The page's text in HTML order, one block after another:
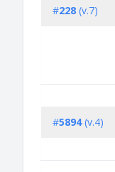
#228 (v.7)
#5894(v.4)